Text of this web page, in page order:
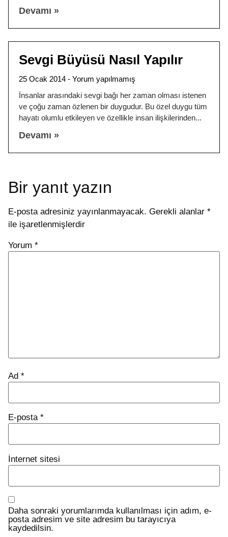
Devamı »
Sevgi Büyüsü Nasıl Yapılır
25 Ocak 2014
Yorum yapılmamış
İnsanlar arasındaki sevgi bağı her zaman olması istenen
ve çoğu zaman özlenen bir duygudur. Bu özel duygu tüm
hayatı olumlu etkileyen ve özellikle insan ilişkilerinden
Devamı »
Bir yanıt yazın
E-posta adresiniz yayınlanmayacak. Gerekli alanlar *
ile işaretlenmişlerdir
Yorum *
Ad *
E-posta *
İnternet sitesi
Daha sonraki yorumlarımda kullanılması için adım, e-
posta adresim ve site adresim bu tarayıcıya
kaydedilsin.